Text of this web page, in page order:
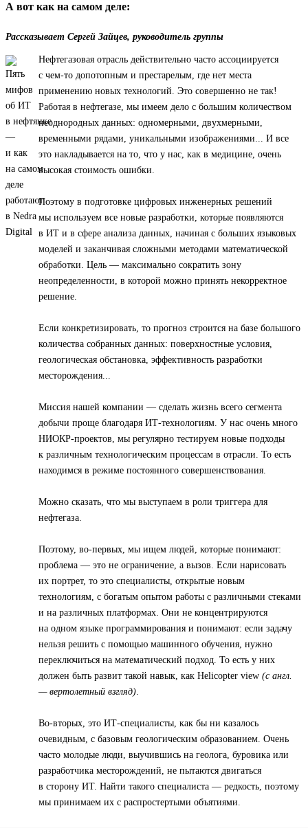
А вот как на самом деле:
Рассказывает Сергей Зайцев, руководитель группы
Нефтегазовая отрасль действительно часто ассоциируется
с чем-то допотопным и престарелым, где нет места
применению новых технологий. Это совершенно не так!
Работая в нефтегазе, мы имеем дело с большим количеством
неоднородных данных: одномерными, двухмерными,
временными рядами, уникальными изображениями... И все
это накладывается на то, что у нас, как в медицине, очень
высокая стоимость ошибки.
Поэтому в подготовке цифровых инженерных решений
мы используем все новые разработки, которые появляются
в ИТ и в сфере анализа данных, начиная с больших языковых
моделей и заканчивая сложными методами математической
обработки. Цель — максимально сократить зону
неопределенности, в которой можно принять некорректное
решение.
Если конкретизировать, то прогноз строится на базе большого
количества собранных данных: поверхностные условия,
геологическая обстановка, эффективность разработки
месторождения...
Миссия нашей компании — сделать жизнь всего сегмента
добычи проще благодаря ИТ-технологиям. У нас очень много
НИОКР-проектов, мы регулярно тестируем новые подходы
к различным технологическим процессам в отрасли. То есть
находимся в режиме постоянного совершенствования.
Можно сказать, что мы выступаем в роли триггера для
нефтегаза.
Поэтому, во-первых, мы ищем людей, которые понимают:
проблема — это не ограничение, а вызов. Если нарисовать
их портрет, то это специалисты, открытые новым
технологиям, с богатым опытом работы с различными стеками
и на различных платформах. Они не концентрируются
на одном языке программирования и понимают: если задачу
нельзя решить с помощью машинного обучения, нужно
переключиться на математический подход. То есть у них
должен быть развит такой навык, как Helicopter view (с англ.
— вертолетный взгляд).
Во-вторых, это ИТ-специалисты, как бы ни казалось
очевидным, с базовым геологическим образованием. Очень
часто молодые люди, выучившись на геолога, буровика или
разработчика месторождений, не пытаются двигаться
в сторону ИТ. Найти такого специалиста — редкость, поэтому
мы принимаем их с распростертыми объятиями.